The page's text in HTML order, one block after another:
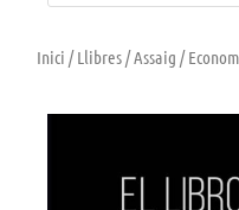
Inici /Llibres/Assaig /